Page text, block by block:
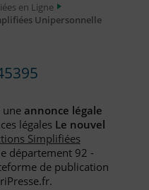
en Ligne
Unipersonnelle
une annonce légale
légales Le nouvel
Simplifiées
département 92 -
de publication